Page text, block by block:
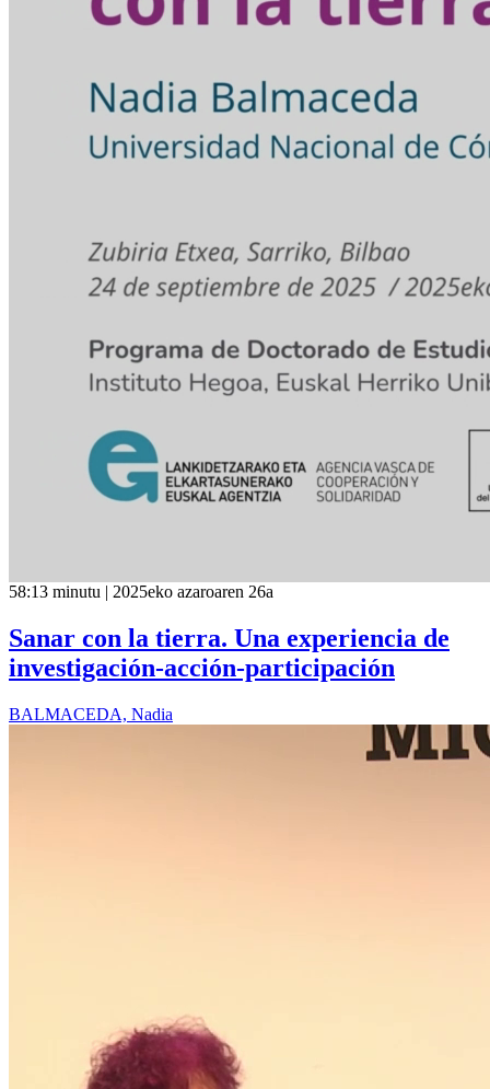
58:13 minutu | 2025eko azaroaren 26a
Sanar con la tierra. Una experiencia de
investigación-acción-participación
BALMACEDA, Nadia